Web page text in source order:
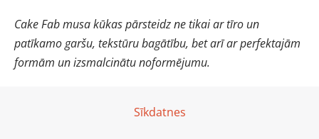
Cake Fab musa kūkas pārsteidz ne tikai ar tīro un
patīkamo garšu, tekstūru bagātību, bet arī ar perfektajām
formām un izsmalcinātu noformējumu.
Sīkdatnes